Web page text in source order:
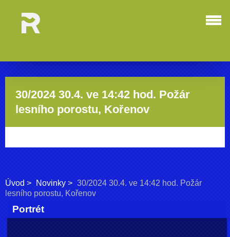
30/2024 30.4. ve 14:42 hod. Požár
lesního porostu, Kořenov
Úvod Novinky
30/2024 30.4. ve 14:42 hod. Požár
lesního porostu, Kořenov
Portrét